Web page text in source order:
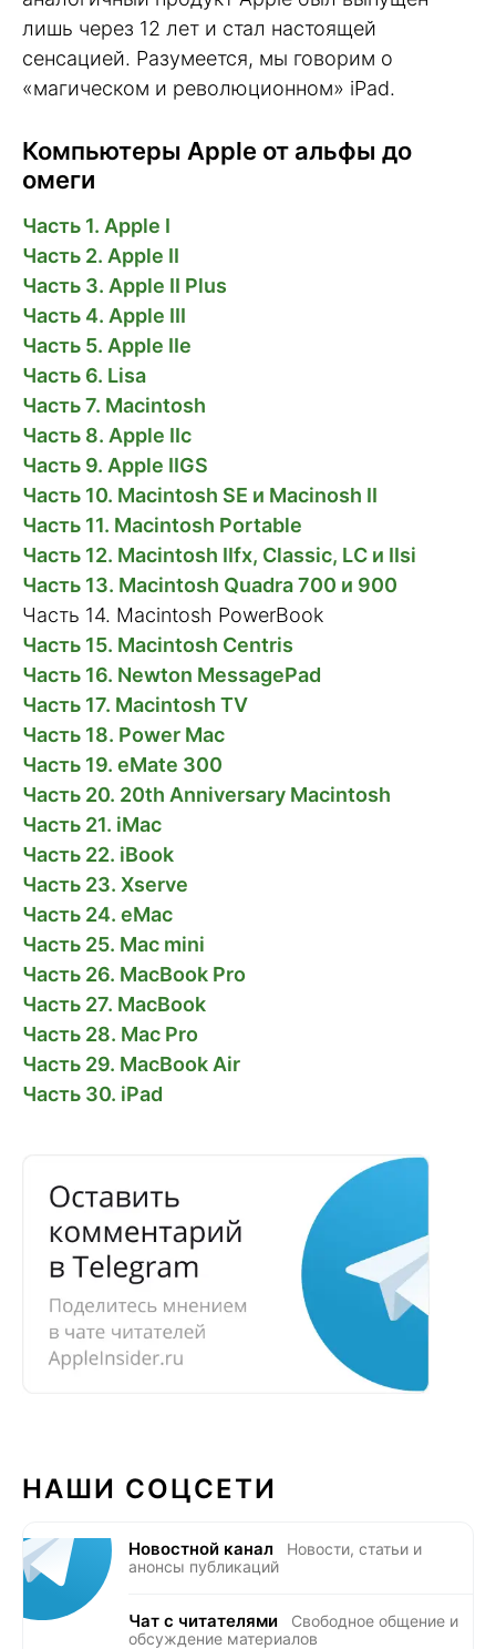
лишь через 12 лет и стал настоящей
сенсацией. Разумеется, мы говорим о
«магическом и революционном» iPad.
Компьютеры Apple от альфы до
омеги
Часть 1. Apple I
Часть 2. Apple II
Часть 3. Apple II Plus
Часть 4. Apple III
Часть 5. Apple IIe
Часть 6. Lisa
Часть 7. Macintosh
Часть 8. Apple IIc
Часть 9. Apple IIGS
Часть 10. Macintosh SE и Macinosh II
Часть 11. Macintosh Portable
Часть 12. Macintosh IIfx, Classic, LС и IIsi
Часть 13. Macintosh Quadra 700 и 900
Часть 14. Macintosh PowerBook
Часть 15. Macintosh Centris
Часть 16. Newton MessagePad
Часть 17. Macintosh TV
Часть 18. Power Mac
Часть 19. eMate 300
Часть 20. 20th Anniversary Macintosh
Часть 21. iMac
Часть 22. iBook
Часть 23. Xserve
Часть 24. eMac
Часть 25. Mac mini
Часть 26. MacBook Pro
Часть 27. MacBook
Часть 28. Mac Pro
Часть 29. MacBook Air
Часть 30. iPad
НАШИ СОЦСЕТИ
Новостной канал
Новости, статьи и
анонсы публикаций
Чат с читателями
Свободное общение и
обсуждение материалов